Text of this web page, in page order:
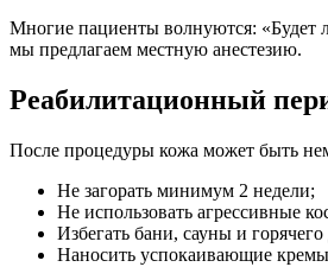
Многие пациенты волнуются: «Будет
мы предлагаем местную анестезию.
Реабилитационный
После процедуры кожа может быть
Не загорать минимум 2 недели;
Не использовать агрессивные
Избегать бани, сауны и
Наносить успокаивающие